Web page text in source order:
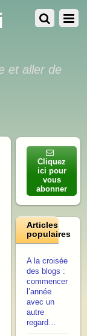
et aller de
Cliquez
ici pour
vous
abonner
Articles
populaires
A la croisée
des blogs :
commencer
l’année
avec un
autre
regard…